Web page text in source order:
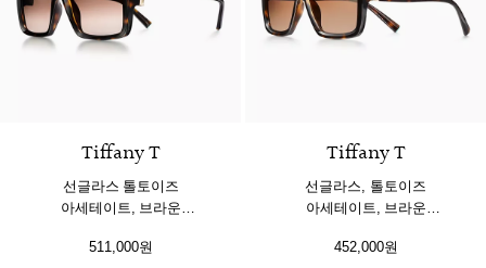
Tiffany T
선글라스 톨토이즈
아세테이트, 브라운
511,000원
Tiffany T
선글라스, 톨토이즈
아세테이트, 브라운
452,000원